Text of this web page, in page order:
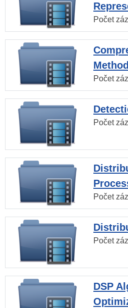
Počet
Počet
Počet
Počet
Počet
DSP